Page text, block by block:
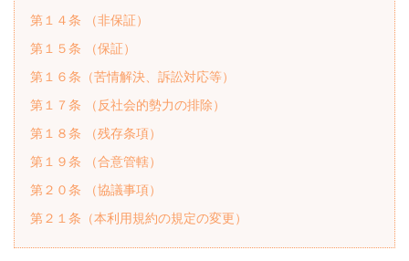
第１４条 （非保証）
第１５条 （保証）
第１６条（苦情解決、訴訟対応等）
第１７条 （反社会的勢力の排除）
第１８条 （残存条項）
第１９条 （合意管轄）
第２０条 （協議事項）
第２１条（本利用規約の規定の変更）